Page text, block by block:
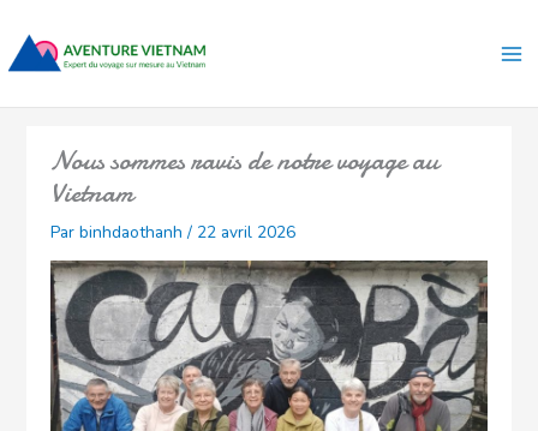
contenu
Nous sommes ravis de notre voyage au
Vietnam
Parbinhdaothanh/ 22 avril 2026